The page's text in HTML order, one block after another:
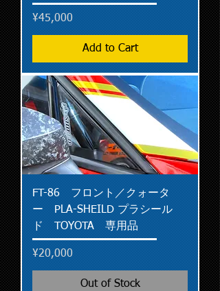
Price
¥45,000
Add to Cart
FT-86 フロント／クォータ
ー PLA-SHEILD プラシール
ド TOYOTA 専用品
Price
¥20,000
Out of Stock